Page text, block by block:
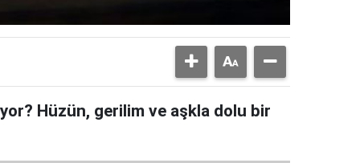
Hüzün, gerilim ve aşkla dolu bir